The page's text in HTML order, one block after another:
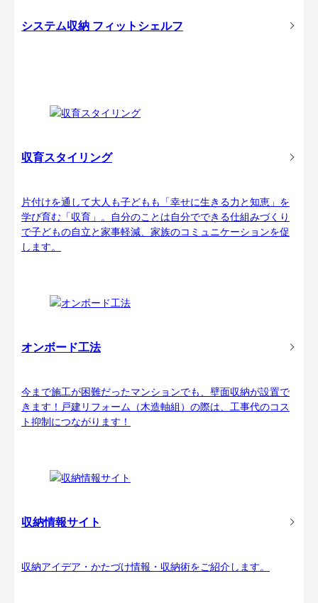
システム収納 フィットシェルフ
収育スタイリング
片付けを通して大人も子どもも「幸せに生きる力と知恵」を
学び育む「収育」。自分のことは自分でできる仕組みづくり
で子どもの自立と家事軽減、家族のコミュニケーションを促
します。
オンボード工法
今まで施工が困難だったマンションでも、壁面収納が設置で
きます！戸建リフォーム（木造軸組）の際は、工事代のコス
ト抑制につながります！
収納情報サイト
収納アイデア・かたづけ情報・収納術をご紹介します。